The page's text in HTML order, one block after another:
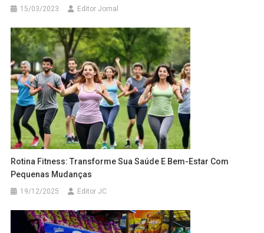
15/03/2023 Editor Jornal
Rotina Fitness: Transforme Sua Saúde E Bem-Estar Com
Pequenas Mudanças
19/12/2025 Editor JC